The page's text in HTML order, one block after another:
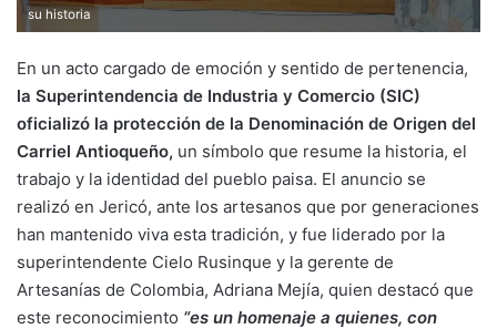
su historia
En un acto cargado de emoción y sentido de pertenencia,
la Superintendencia de Industria y Comercio (SIC)
oficializó la protección de la Denominación de Origen del
Carriel Antioqueño, un símbolo que resume la historia, el
trabajo y la identidad del pueblo paisa. El anuncio se
realizó en Jericó, ante los artesanos que por generaciones
han mantenido viva esta tradición, y fue liderado por la
superintendente Cielo Rusinque y la gerente de
Artesanías de Colombia, Adriana Mejía, quien destacó que
este reconocimiento “es un homenaje a quienes, con